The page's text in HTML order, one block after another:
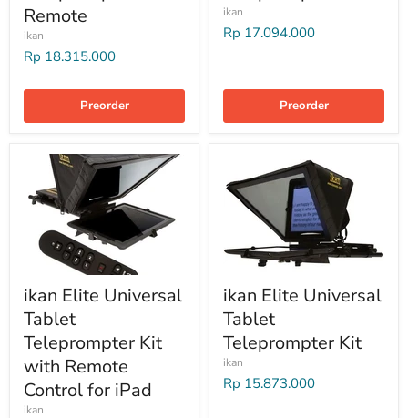
Remote
ikan
Rp 18.315.000
Preorder
ikan
Rp 17.094.000
Preorder
ikan Elite Universal
Tablet
Teleprompter Kit
with Remote
Control for iPad
ikan
ikan Elite Universal
Tablet
Teleprompter Kit
ikan
Rp 15.873.000